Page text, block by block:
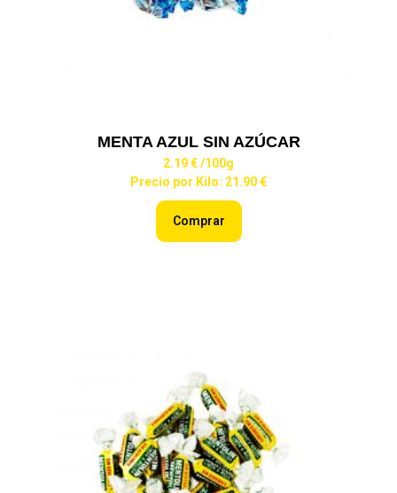
MENTA AZUL SIN AZÚCAR
2.19 €/100g
Precio por Kilo: 21.90 €
Comprar